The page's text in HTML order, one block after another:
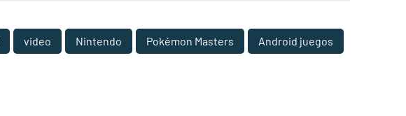
video Nintendo Pokémon Masters Android juegos